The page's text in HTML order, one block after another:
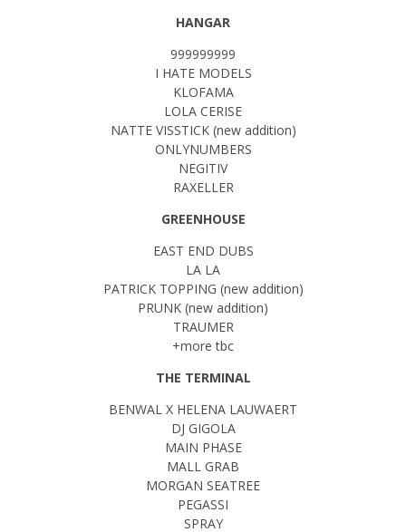
HANGAR
999999999
I HATE MODELS
KLOFAMA
LOLA CERISE
NATTE VISSTICK (new addition)
ONLYNUMBERS
NEGITIV
RAXELLER
GREENHOUSE
EAST END DUBS
LA LA
PATRICK TOPPING (new addition)
PRUNK (new addition)
TRAUMER
+more tbc
THE TERMINAL
BENWAL X HELENA LAUWAERT
DJ GIGOLA
MAIN PHASE
MALL GRAB
MORGAN SEATREE
PEGASSI
SPRAY